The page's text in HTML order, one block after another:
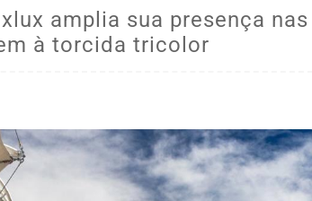
amplia sua presença
à torcida tricolor